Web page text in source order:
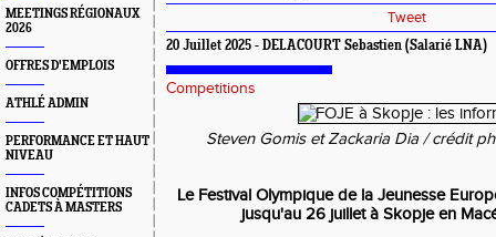
MEETINGS RÉGIONAUX
2026
OFFRES D'EMPLOIS
ATHLÉ ADMIN
PERFORMANCE ET HAUT
NIVEAU
INFOS COMPÉTITIONS
CADETS À MASTERS
Tweet
20 Juillet 2025 - DELACOURT Sebastien (Salarié LNA)
Competitions
Steven Gomis et Zackaria Dia / crédit
Le Festival Olympique de la Jeunesse
jusqu'au 26 juillet à Skopje en